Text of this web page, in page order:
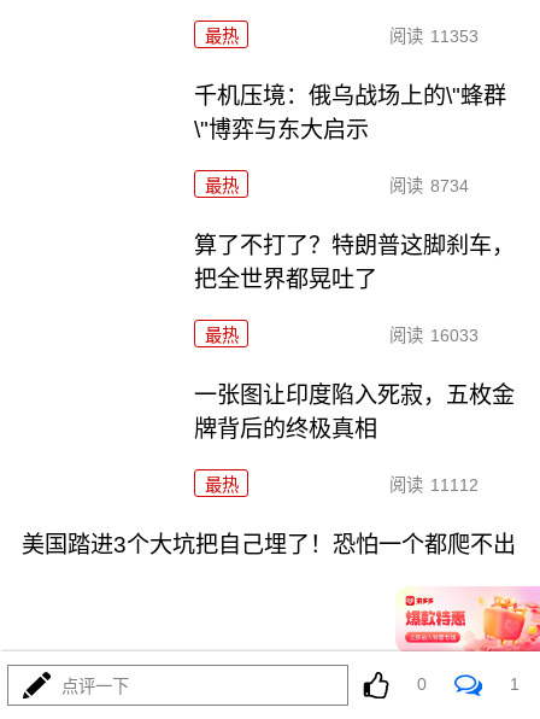
最热 阅读 11353
千机压境：俄乌战场上的\"蜂群
\"博弈与东大启示
最热 阅读 8734
算了不打了？特朗普这脚刹车，
把全世界都晃吐了
最热 阅读 16033
一张图让印度陷入死寂，五枚金
牌背后的终极真相
最热 阅读 11112
美国踏进3个大坑把自己埋了！恐怕一个都爬不出
最热 阅读 18186
点评一下 0 1